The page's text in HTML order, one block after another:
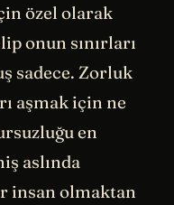
özel olarak
onun sınırları
sadece. Zorluk
aşmak için ne
en
aslında
insan olmaktan